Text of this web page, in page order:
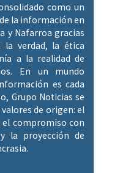
como un
la información en
y Nafarroa gracias
verdad, la ética
a la realidad de
En un mundo
es cada
Grupo Noticias se
de origen: el
compromiso con
la proyección de